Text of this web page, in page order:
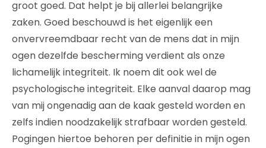
groot goed. Dat helpt je bij allerlei belangrijke
zaken. Goed beschouwd is het eigenlijk een
onvervreemdbaar recht van de mens dat in mijn
ogen dezelfde bescherming verdient als onze
lichamelijk integriteit. Ik noem dit ook wel de
psychologische integriteit. Elke aanval daarop mag
van mij ongenadig aan de kaak gesteld worden en
zelfs indien noodzakelijk strafbaar worden gesteld.
Pogingen hiertoe behoren per definitie in mijn ogen